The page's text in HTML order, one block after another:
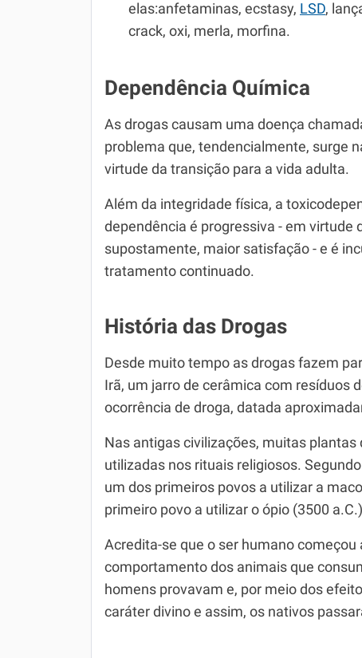
elas:anfetaminas, ecstasy, LSD,
crack, oxi, merla, morfina.
Dependência Química
As drogas causam uma doença
problema que, tendencialmente, surge
virtude da transição para a vida adulta.
Além da integridade física, a
dependência é progressiva - em virtude
supostamente, maior satisfação - e é
tratamento continuado.
História das Drogas
Desde muito tempo as drogas fazem
Irã, um jarro de cerâmica com resíduos
ocorrência de droga, datada
Nas antigas civilizações, muitas
utilizadas nos rituais religiosos.
um dos primeiros povos a utilizar a
primeiro povo a utilizar o ópio (3500
Acredita-se que o ser humano
comportamento dos animais que
homens provavam e, por meio dos
caráter divino e assim, os nativos